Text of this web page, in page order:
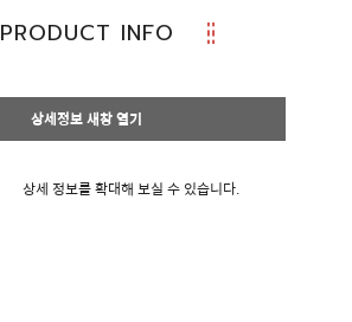
PRODUCT INFO
상세정보 새창 열기
상세 정보를 확대해 보실 수 있습니다.